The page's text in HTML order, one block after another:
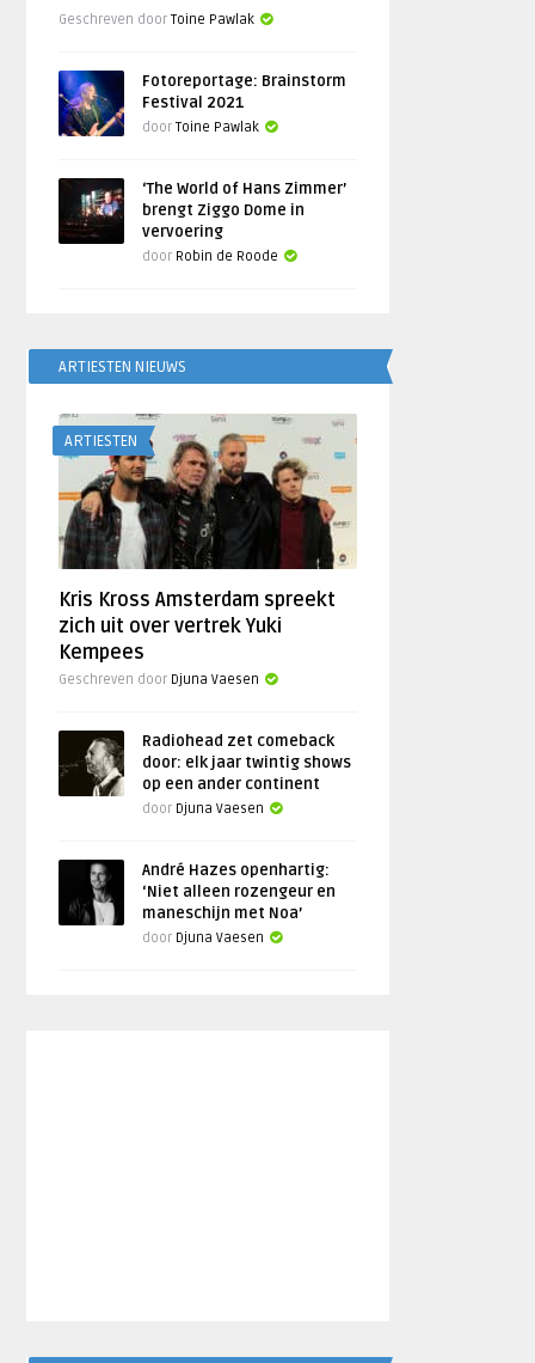
Geschreven doorToine Pawlak
Fotoreportage: Brainstorm
Festival 2021
doorToine Pawlak
‘The World of Hans Zimmer’
brengt Ziggo Dome in
vervoering
door Robin de Roode
ARTIESTEN NIEUWS
ARTIESTEN
Kris Kross Amsterdam spreekt
zich uit over vertrek Yuki
Kempees
Geschreven door Djuna Vaesen
Radiohead zet comeback
door: elk jaar twintig shows
op een ander continent
door Djuna Vaesen
André Hazes openhartig:
‘Niet alleen rozengeur en
maneschijn met Noa’
door Djuna Vaesen